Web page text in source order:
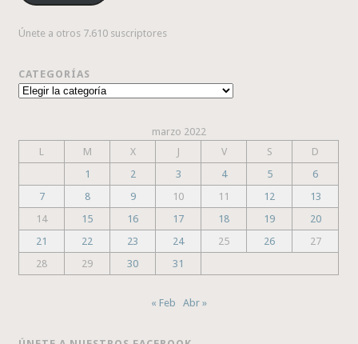
Únete a otros 7.610 suscriptores
CATEGORÍAS
Categorías
marzo 2022
L
M X J V S
D
1
2 3 4 5
6
7
8 9 10 11 12
13
14
15 16 17 18 19
20
21
22 23 24 25 26
27
28
29 30 31
« Feb Abr »